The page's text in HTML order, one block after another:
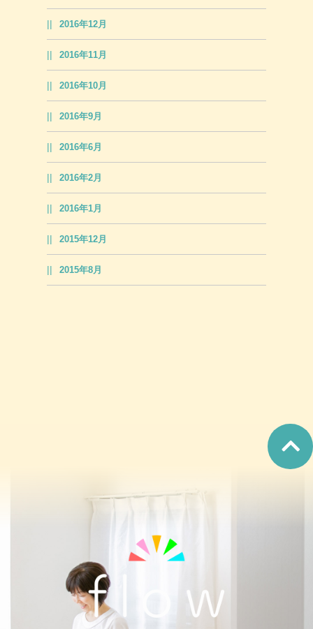
2016年12月
2016年11月
2016年10月
2016年9月
2016年6月
2016年2月
2016年1月
2015年12月
2015年8月